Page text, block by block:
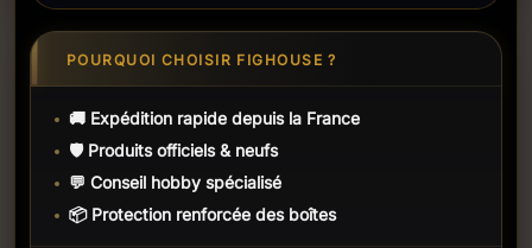
POURQUOI CHOISIR FIGHOUSE ?
🚚 Expédition rapide depuis la France
🛡️ Produits officiels & neufs
💬 Conseil hobby spécialisé
📦 Protection renforcée des boîtes